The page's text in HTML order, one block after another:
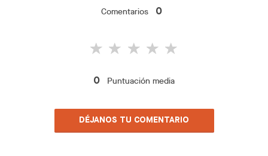
Comentarios 0
0 Puntuación media
DÉJANOS TU COMENTARIO